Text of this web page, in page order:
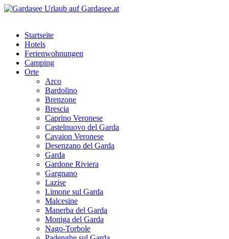
Startseite
Hotels
Ferienwohnungen
Camping
Orte
Arco
Bardolino
Brenzone
Brescia
Caprino Veronese
Castelnuovo del Garda
Cavaion Veronese
Desenzano del Garda
Garda
Gardone Riviera
Gargnano
Lazise
Limone sul Garda
Malcesine
Manerba del Garda
Moniga del Garda
Nago-Torbole